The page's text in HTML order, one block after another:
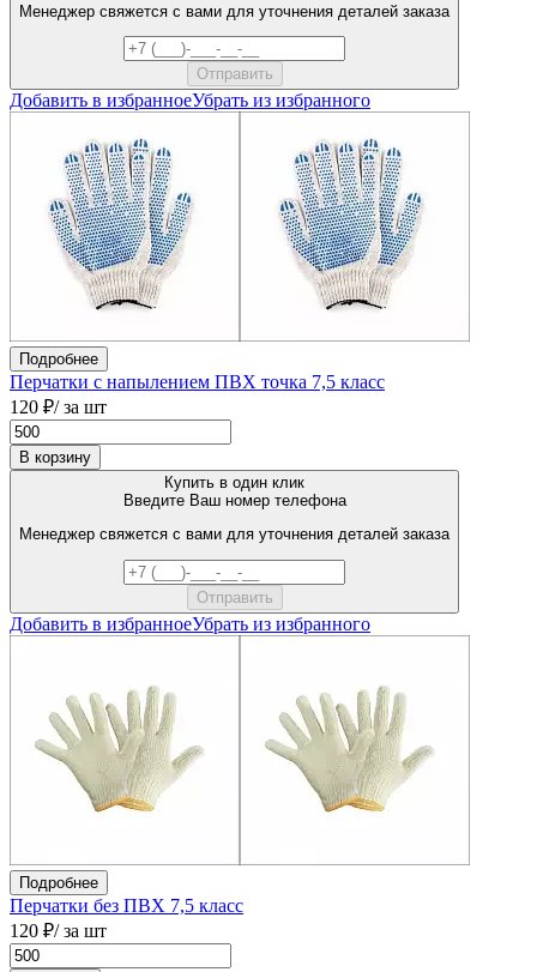
Менеджер свяжется с вами для уточнения деталей заказа
Добавить в избранноеУбрать из избранного
Подробнее
Перчатки с напылением ПВХ точка 7,5 класс
120 ₽/ за шт
В корзину
Купить в один клик
Введите Ваш номер телефона
Менеджер свяжется с вами для уточнения деталей заказа
Добавить в избранноеУбрать из избранного
Подробнее
Перчатки без ПВХ 7,5 класс
120 ₽/ за шт